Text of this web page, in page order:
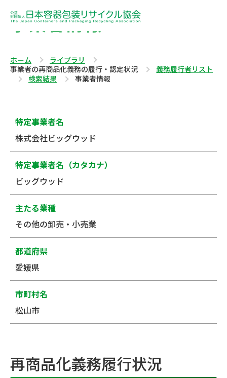
事業者情報
ホーム
ライブラリ
事業者の再商品化義務の履行・認定状況
義務履行者リスト
検索結果
事業者情報
特定事業者名
株式会社ビッグウッド
特定事業者名（カタカナ）
ビッグウッド
主たる業種
その他の卸売・小売業
都道府県
愛媛県
市町村名
松山市
再商品化義務履行状況